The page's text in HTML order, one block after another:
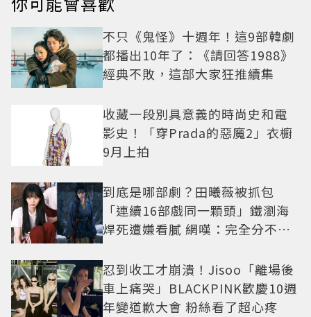
不只《鬼怪》十週年！這9部韓劇
都播出10年了：《請回答1988》
經典不敗，這部大家狂推續集
收藏一段別具意義的時尚史和電
影史！「穿Prada的惡魔2」衣櫥
9月上拍
到底是哪部劇？田曦薇被抓包
「連續16部戲同一顆頭」鐵瀏海
焊死遭嫌看膩 網嘆：完全分不出
忍到收工才崩潰！Jisoo「離場後
車上痛哭」BLACKPINK歡慶10週
年變道歉大會 粉絲看了超心疼